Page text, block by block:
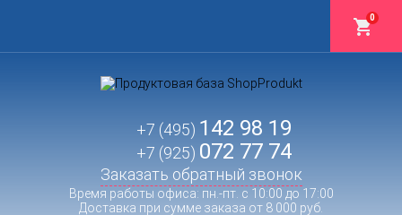
0
+7 (495) 142 98 19
+7 (925) 072 77 74
Заказать обратный звонок
Время работы офиса: пн.-пт. с 10:00 до 17:00
Доставка при сумме заказа от 8 000 руб.